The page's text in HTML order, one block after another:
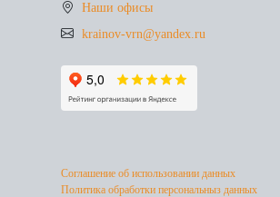
Наши офисы
krainov-vrn@yandex.ru
Соглашение об использовании данных
Политика обработки персональныз данных